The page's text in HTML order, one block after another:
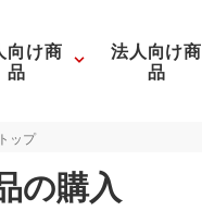
向け商
品
法人向け商
品
ップ
の購入